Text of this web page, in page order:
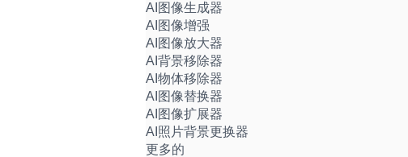
AI图像生成器
AI图像增强
AI图像放大器
AI背景移除器
AI物体移除器
AI图像替换器
AI图像扩展器
AI照片背景更换器
更多的